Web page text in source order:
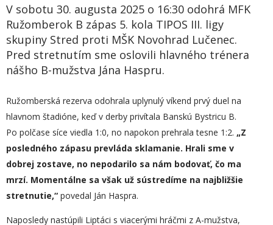
V sobotu 30. augusta 2025 o 16:30 odohrá MFK
Ružomberok B zápas 5. kola TIPOS III. ligy
skupiny Stred proti MŠK Novohrad Lučenec.
Pred stretnutím sme oslovili hlavného trénera
nášho B-mužstva Jána Haspru.
Ružomberská rezerva odohrala uplynulý víkend prvý duel na
hlavnom štadióne, keď v derby privítala Banskú Bystricu B.
Po polčase síce viedla 1:0, no napokon prehrala tesne 1:2. „Z
posledného zápasu prevláda sklamanie. Hrali sme v
dobrej zostave, no nepodarilo sa nám bodovať, čo ma
mrzí. Momentálne sa však už sústredíme na najbližšie
stretnutie,“ povedal Ján Haspra.
Naposledy nastúpili Liptáci s viacerými hráčmi z A-mužstva,